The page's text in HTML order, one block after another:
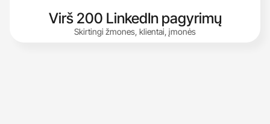
Virš 200 LinkedIn pagyrimų
Skirtingi žmones, klientai, įmonės